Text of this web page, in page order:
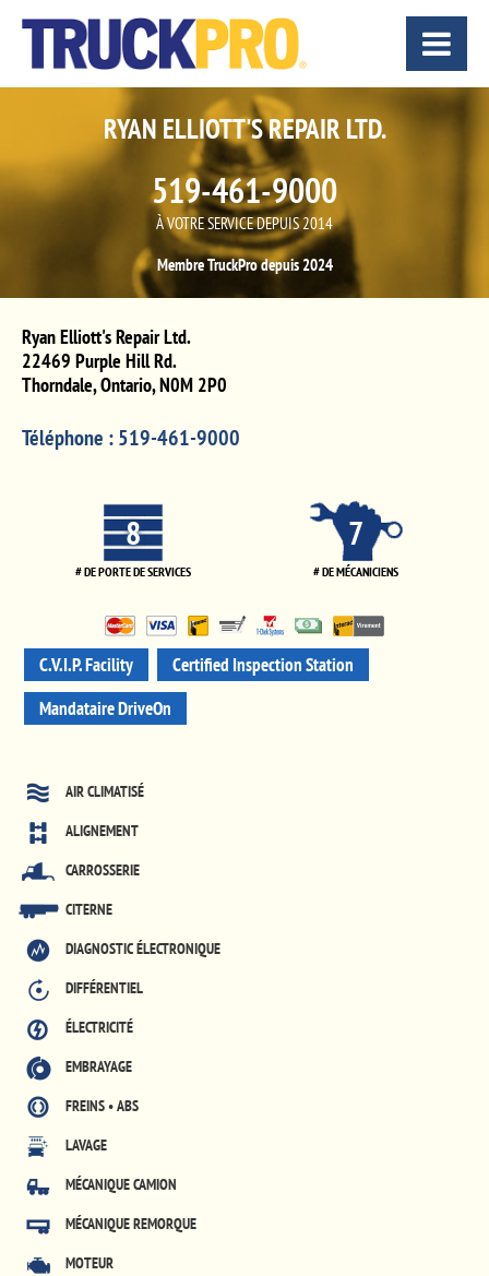
RYAN ELLIOTT'S REPAIR LTD.
519-461-9000
À VOTRE SERVICE DEPUIS 2014
Membre TruckPro depuis 2024
Ryan Elliott's Repair Ltd.
22469 Purple Hill Rd.
Thorndale,Ontario,N0M 2P0
Téléphone :519-461-9000
8
# DE PORTE DE SERVICES
7
# DE MÉCANICIENS
C.V.I.P. Facility
Certified Inspection Station
Mandataire DriveOn
AIR CLIMATISÉ
ALIGNEMENT
CARROSSERIE
CITERNE
DIAGNOSTIC ÉLECTRONIQUE
DIFFÉRENTIEL
ÉLECTRICITÉ
EMBRAYAGE
FREINS • ABS
LAVAGE
MÉCANIQUE CAMION
MÉCANIQUE REMORQUE
MOTEUR